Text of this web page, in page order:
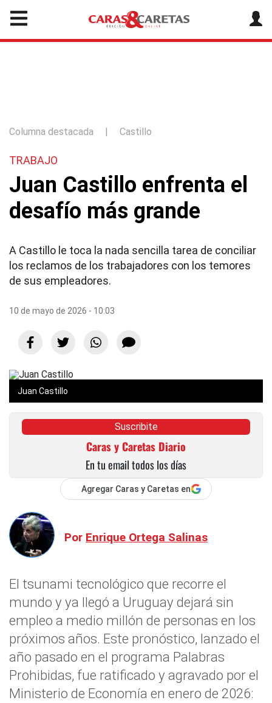
Columna destacada | Castillo
TRABAJO
Juan Castillo enfrenta el
desafío más grande
A Castillo le toca la nada sencilla tarea de conciliar
los reclamos de los trabajadores con los temores
de sus empleadores.
10 de mayo de 2026 - 10:03
Juan Castillo
Suscribite
Caras y Caretas Diario
En tu email todos los días
Agregar Caras y Caretas en
Por Enrique Ortega Salinas
El tsunami tecnológico que recorre el
mundo y ya llegó a Uruguay dejará sin
empleo a medio millón de personas en los
próximos años. Este pronóstico, lanzado el
año pasado en el programa Palabras
Prohibidas, fue ratificado y agravado por el
Ministerio de Economía en enero de 2026: